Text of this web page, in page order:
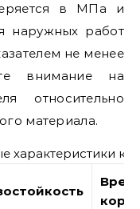
в МПа и
наружных работ
не менее
внимание на
относительно
материала.
характеристики